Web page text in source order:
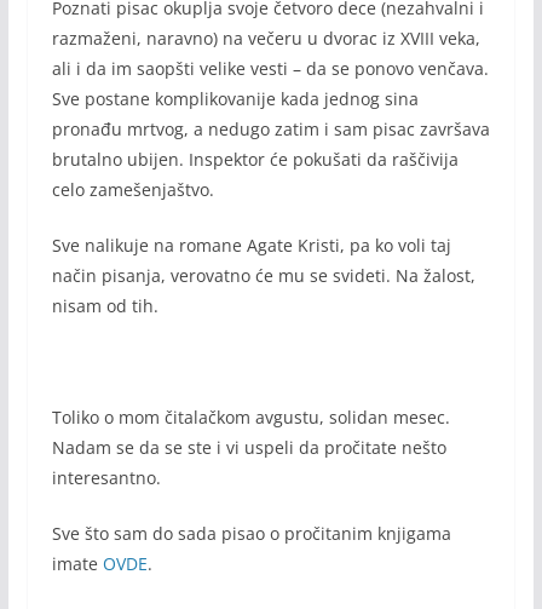
Poznati pisac okuplja svoje četvoro dece (nezahvalni i
razmaženi, naravno) na večeru u dvorac iz XVIII veka,
ali i da im saopšti velike vesti – da se ponovo venčava.
Sve postane komplikovanije kada jednog sina
pronađu mrtvog, a nedugo zatim i sam pisac završava
brutalno ubijen. Inspektor će pokušati da raščivija
celo zamešenjaštvo.
Sve nalikuje na romane Agate Kristi, pa ko voli taj
način pisanja, verovatno će mu se svideti. Na žalost,
nisam od tih.
Toliko o mom čitalačkom avgustu, solidan mesec.
Nadam se da se ste i vi uspeli da pročitate nešto
interesantno.
Sve što sam do sada pisao o pročitanim knjigama
imate OVDE.